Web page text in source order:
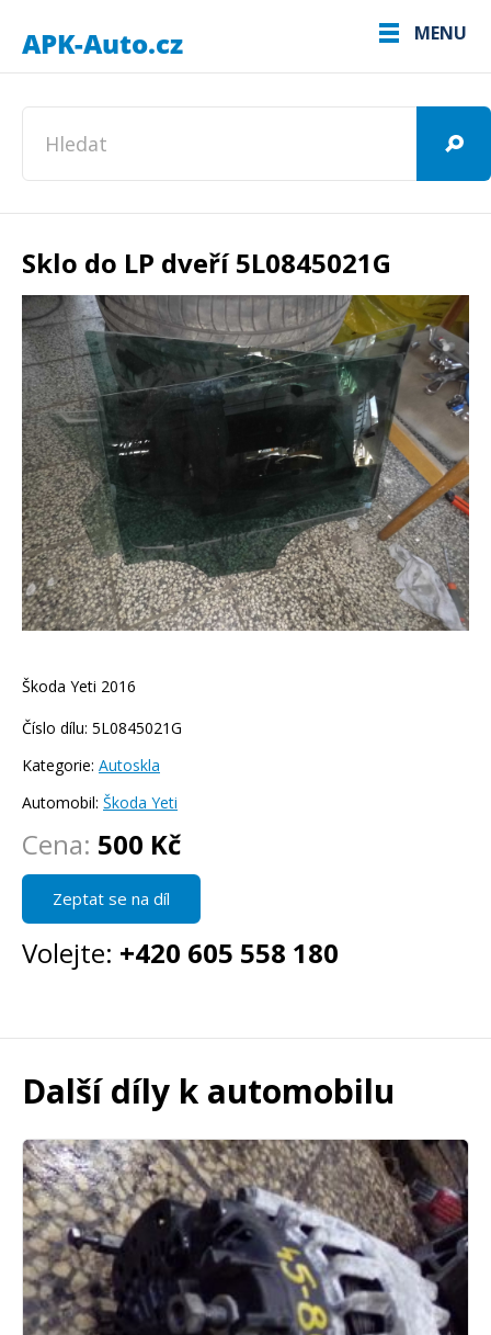
MENU
Sklo do LP dveří 5L0845021G
Škoda Yeti 2016
Číslo dílu: 5L0845021G
Kategorie: Autoskla
Automobil: Škoda Yeti
Cena: 500 Kč
Zeptat se na díl
Volejte: +420 605 558 180
Další díly k automobilu